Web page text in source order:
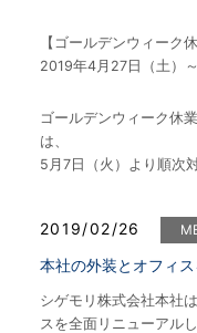
【ゴールデンウィーク
2019年4月27日（土）
ゴールデンウィーク休
は、
5月7日（火）より順次
2019/02/26
本社の外装とオフィ
シゲモリ株式会社本社
スを全面リニューアルし